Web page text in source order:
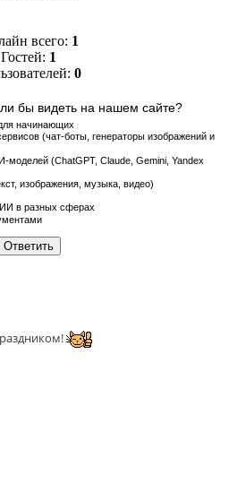
всего: 1
Гостей: 1
0
бы видеть на нашем сайте?
начинающих
(чат‑боты, генераторы изображений и
(ChatGPT, Claude, Gemini, Yandex
изображения, музыка, видео)
в разных сферах